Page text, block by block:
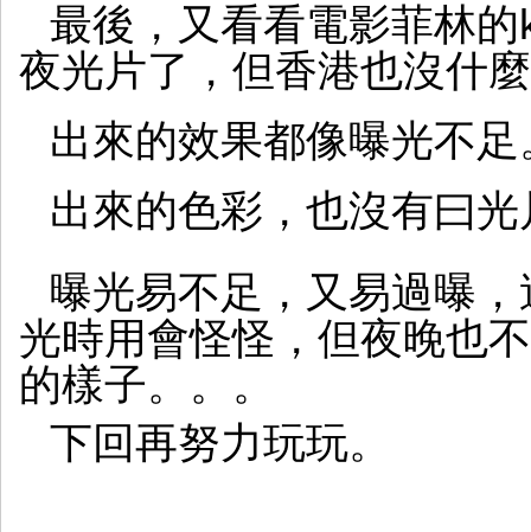
最後，又看看電影菲林
夜光片了，但香港也沒什
出來的效果都像曝光不
出來的色彩，也沒有曰
曝光易不足，又易過曝
光時用會怪怪，但夜晚也
的樣子。。。
下回再努力玩玩。